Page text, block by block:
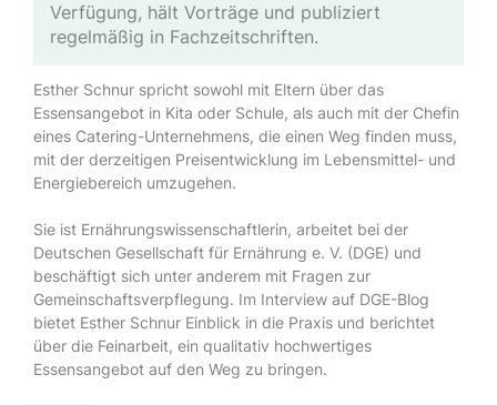
Verfügung, hält Vorträge und publiziert
regelmäßig in Fachzeitschriften.
Esther Schnur spricht sowohl mit Eltern über das
Essensangebot in Kita oder Schule, als auch mit der Chefin
eines Catering-Unternehmens, die einen Weg finden muss,
mit der derzeitigen Preisentwicklung im Lebensmittel- und
Energiebereich umzugehen.
Sie ist Ernährungswissenschaftlerin, arbeitet bei der
Deutschen Gesellschaft für Ernährung e. V. (DGE) und
beschäftigt sich unter anderem mit Fragen zur
Gemeinschaftsverpflegung. Im Interview auf DGE-Blog
bietet Esther Schnur Einblick in die Praxis und berichtet
über die Feinarbeit, ein qualitativ hochwertiges
Essensangebot auf den Weg zu bringen.